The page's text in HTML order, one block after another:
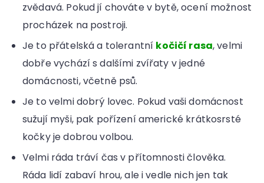
zvědavá. Pokud jí chováte v bytě, ocení možnost
procházek na postroji.
Je to přátelská a tolerantní kočičí rasa, velmi
dobře vychází s dalšími zvířaty v jedné
domácnosti, včetně psů.
Je to velmi dobrý lovec. Pokud vaši domácnost
sužují myši, pak pořízení americké krátkosrsté
kočky je dobrou volbou.
Velmi ráda tráví čas v přítomnosti člověka.
Ráda lidí zabaví hrou, ale i vedle nich jen tak